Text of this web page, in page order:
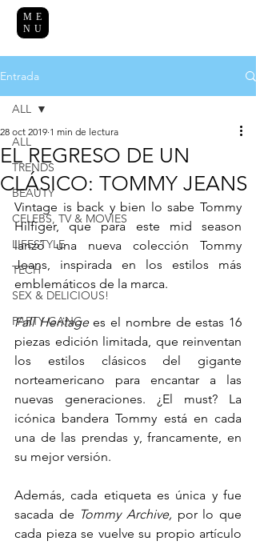
ME
NU
Entrada
ALL
TRENDS
BEAUTY
CELEBS, TV & MOVIES
LIFESTYLE
TECH
SEX & DELICIOUS!
PARTY GANG
ALL
EL REGRESO DE UN
CLÁSICO: TOMMY JEANS
28 oct 2019 1 min de lectura
Vintage is back y bien lo sabe Tommy
Hilfiger, que para este mid season
lanzó una nueva colección Tommy
Jeans, inspirada en los estilos más
emblemáticos de la marca.
Fall Heritage es el nombre de estas 16
piezas edición limitada, que reinventan
los estilos clásicos del gigante
norteamericano para encantar a las
nuevas generaciones. ¿El must? La
icónica bandera Tommy está en cada
una de las prendas y, francamente, en
su mejor versión.
Además, cada etiqueta es única y fue
sacada de Tommy Archive, por lo que
cada pieza se vuelve su propio artículo